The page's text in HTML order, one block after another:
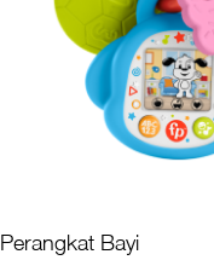
Perangkat Bayi